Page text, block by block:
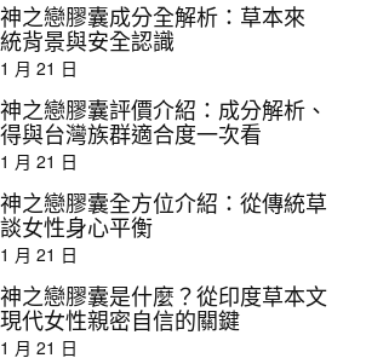
之戀膠囊成分全解析：草本來
背景與安全認識
月 21 日
之戀膠囊評價介紹：成分解析、
與台灣族群適合度一次看
月 21 日
之戀膠囊全方位介紹：從傳統草
女性身心平衡
月 21 日
之戀膠囊是什麼？從印度草本文
代女性親密自信的關鍵
月 21 日